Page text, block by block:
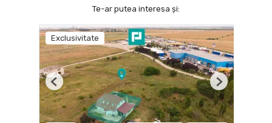
Te-ar putea interesa și:
Exclusivitate
Previous Next